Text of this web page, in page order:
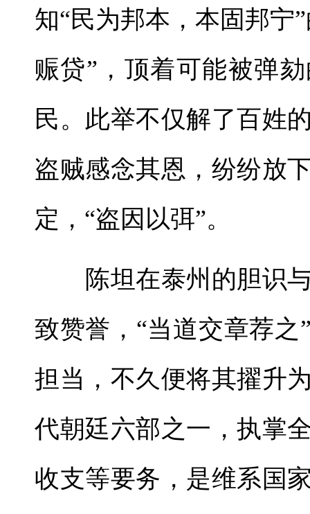
知“民为邦本，本固邦宁
赈贷”，顶着可能被弹
民。此举不仅解了百姓
盗贼感念其恩，纷纷放
定，“盗因以弭”。
陈坦在泰州的胆识与
致赞誉，“当道交章荐
担当，不久便将其擢升
代朝廷六部之一，执掌
收支等要务，是维系国